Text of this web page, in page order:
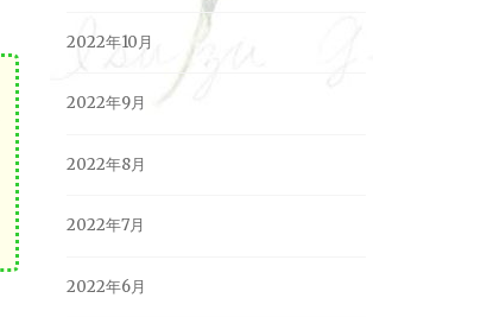
2022年10月
2022年9月
2022年8月
2022年7月
2022年6月